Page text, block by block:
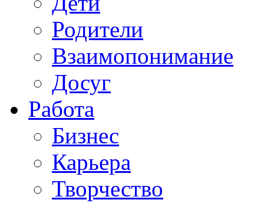
Родители
Взаимопонимание
Досуг
Работа
Бизнес
Карьера
Творчество